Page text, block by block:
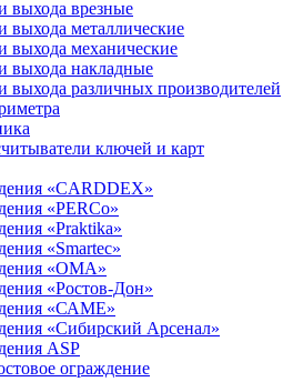
выхода врезные
выхода металлические
выхода механические
выхода накладные
выхода различных производителей
ключей и карт
«CARDDEX»
«PERCo»
«Praktika»
«Smartec»
«ОМА»
«Ростов-Дон»
«САМЕ»
«Сибирский Арсенал»
ASP
ограждение